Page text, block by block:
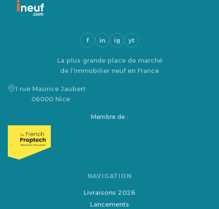
f in ig yt
La plus grande place de marché
de l'immobilier neuf en France
1 rue Maurice Jaubert
06000 Nice
Membre de :
NAVIGATION
Livraisons 2026
Lancements